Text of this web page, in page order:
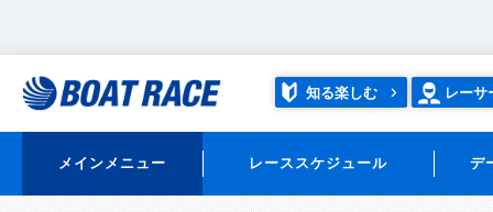
知る楽しむ レーサ
メインメニュー レーススケジュール デ